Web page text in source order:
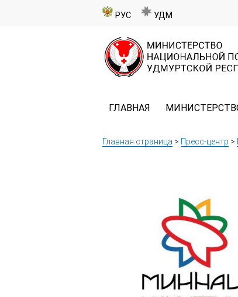
РУС УДМ
ГЛАВНАЯ
Главная страница > Пресс-центр >